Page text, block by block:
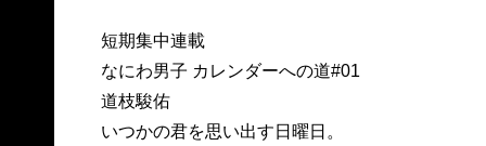
短期集中連載
なにわ男子 カレンダーへの道#01
道枝駿佑
いつかの君を思い出す日曜日。